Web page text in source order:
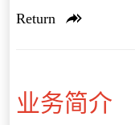
Return
业务简介